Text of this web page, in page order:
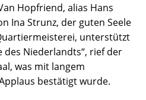
Hopfriend, alias Hans
Ina Strunz, der guten Seele
unterstützt
des Niederlandts“, rief der
was mit langem
bestätigt wurde.